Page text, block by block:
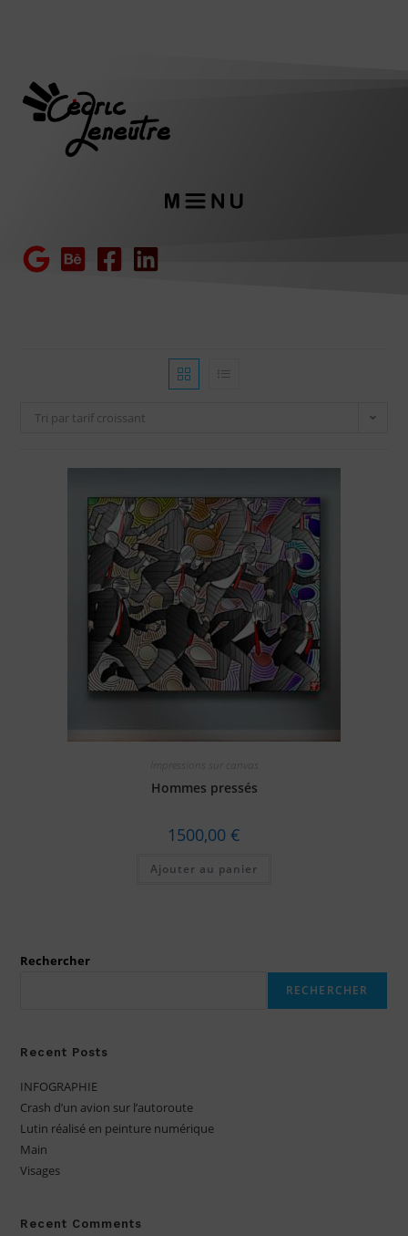
Tri par tarif croissant
Impressions sur canvas
Hommes pressés
1500,00 €
Ajouter au panier
Rechercher
RECHERCHER
Recent Posts
INFOGRAPHIE
Crash d’un avion sur l’autoroute
Lutin réalisé en peinture numérique
Main
Visages
Recent Comments